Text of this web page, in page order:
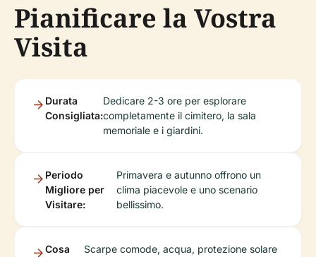
Pianificare la Vostra
Visita
Durata
Consigliata:
Dedicare 2-3 ore per esplorare
completamente il cimitero, la sala
memoriale e i giardini.
Periodo
Migliore per
Visitare:
Primavera e autunno offrono un
clima piacevole e uno scenario
bellissimo.
Cosa
Scarpe comode, acqua, protezione solare